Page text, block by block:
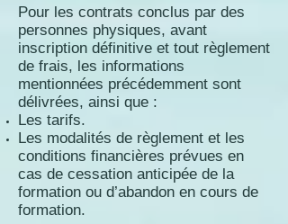
Pour les contrats conclus par des
personnes physiques, avant
inscription définitive et tout règlement
de frais, les informations
mentionnées précédemment sont
délivrées, ainsi que :
Les tarifs.
Les modalités de règlement et les
conditions financières prévues en
cas de cessation anticipée de la
formation ou d’abandon en cours de
formation.